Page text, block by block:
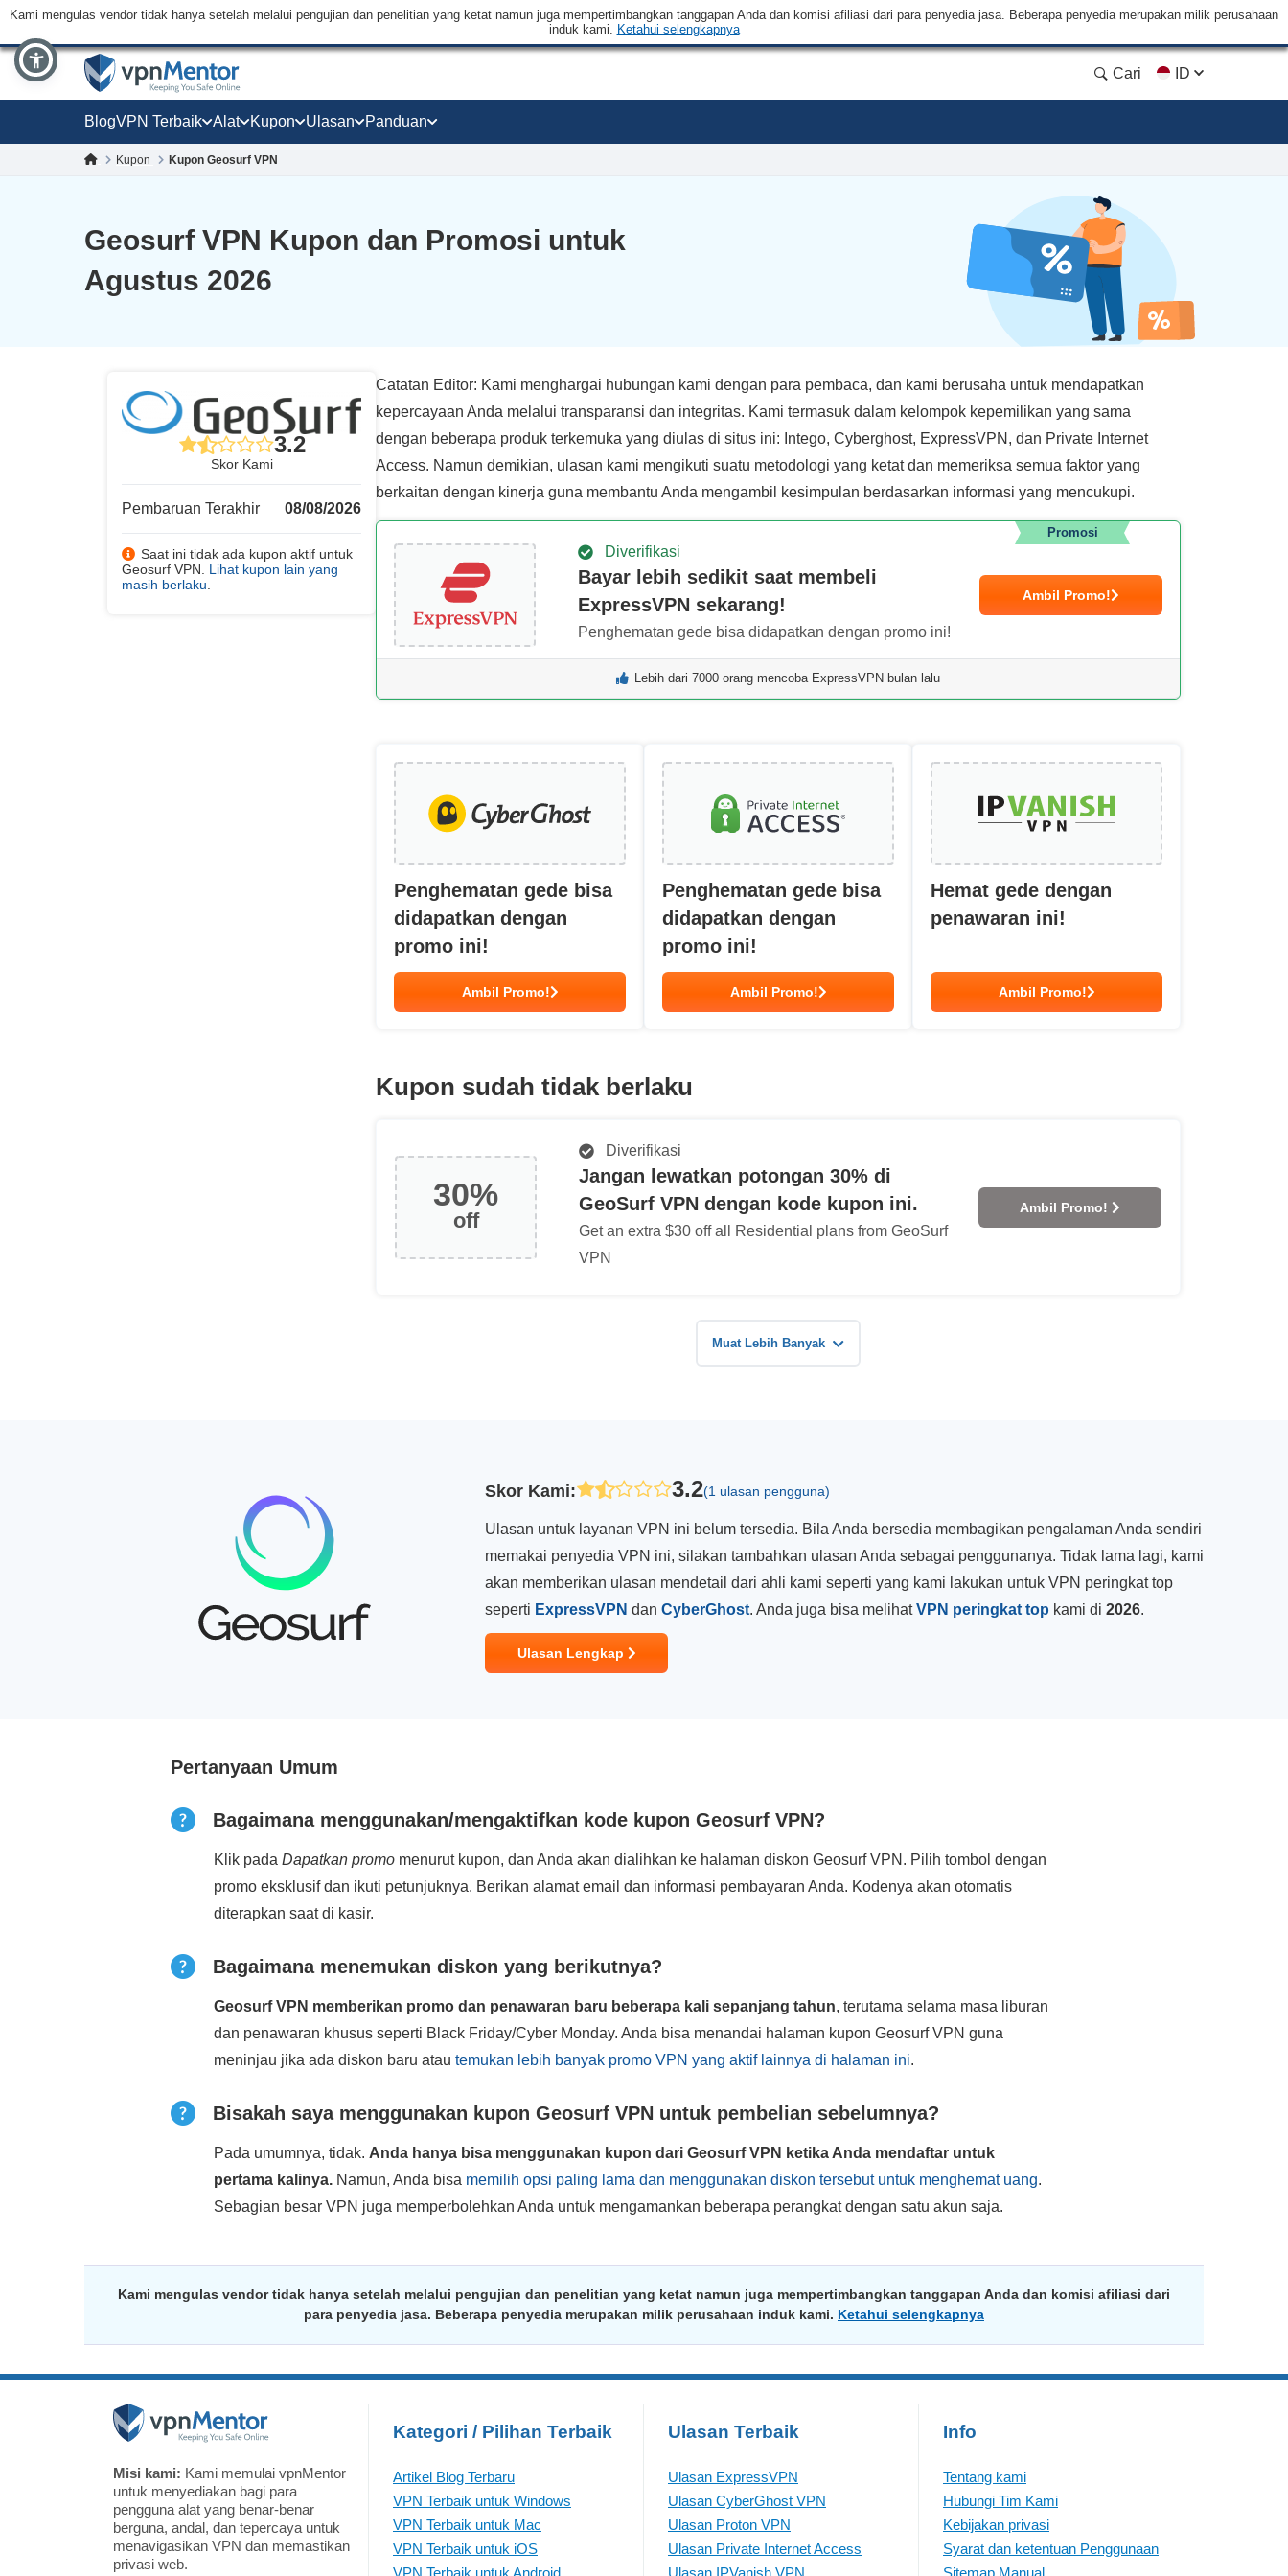
Kami mengulas vendor tidak hanya setelah melalui pengujian dan penelitian yang ketat namun juga mempertimbangkan tanggapan Anda dan komisi afiliasi dari para penyedia jasa. Beberapa penyedia merupakan milik perusahaan
induk kami. Ketahui selengkapnya
Cari ID
BlogVPN Terbaik Alat Kupon Ulasan Panduan
Kupon Kupon Geosurf VPN
Geosurf VPN Kupon dan Promosi untuk
Agustus 2026
3.2
Skor Kami
Pembaruan Terakhir 08/08/2026
Saat ini tidak ada kupon aktif untuk
Geosurf VPN. Lihat kupon lain yang
masih berlaku
Catatan Editor: Kami menghargai hubungan kami dengan para pembaca, dan kami berusaha untuk mendapatkan
kepercayaan Anda melalui transparansi dan integritas. Kami termasuk dalam kelompok kepemilikan yang sama
dengan beberapa produk terkemuka yang diulas di situs ini: Intego, Cyberghost, ExpressVPN, dan Private Internet
Access. Namun demikian, ulasan kami mengikuti suatu metodologi yang ketat dan memeriksa semua faktor yang
berkaitan dengan kinerja guna membantu Anda mengambil kesimpulan berdasarkan informasi yang mencukupi.
Diverifikasi
Bayar lebih sedikit saat membeli
ExpressVPN sekarang!
Penghematan gede bisa didapatkan dengan promo ini!
Ambil Promo!
Promosi
Lebih dari 7000 orang mencoba ExpressVPN bulan lalu
Penghematan gede bisa
didapatkan dengan
promo ini!
Ambil Promo!
Penghematan gede bisa
didapatkan dengan
promo ini!
Ambil Promo!
Hemat gede dengan
penawaran ini!
Ambil Promo!
Kupon sudah tidak berlaku
30%
off
Diverifikasi
Jangan lewatkan potongan 30% di
GeoSurf VPN dengan kode kupon ini.
Get an extra $30 off all Residential plans from GeoSurf
VPN
Ambil Promo!
Muat Lebih Banyak
Skor Kami: 3.2(1 ulasan pengguna)
Ulasan untuk layanan VPN ini belum tersedia. Bila Anda bersedia membagikan pengalaman Anda sendiri
memakai penyedia VPN ini, silakan tambahkan ulasan Anda sebagai penggunanya. Tidak lama lagi, kami
akan memberikan ulasan mendetail dari ahli kami seperti yang kami lakukan untuk VPN peringkat top
seperti ExpressVPN dan CyberGhost. Anda juga bisa melihatVPN peringkat top kami di 2026.
Ulasan Lengkap
Pertanyaan Umum
Bagaimana menggunakan/mengaktifkan kode kupon Geosurf VPN?
Klik pada Dapatkan promo menurut kupon, dan Anda akan dialihkan ke halaman diskon Geosurf VPN. Pilih tombol dengan
promo eksklusif dan ikuti petunjuknya. Berikan alamat email dan informasi pembayaran Anda. Kodenya akan otomatis
diterapkan saat di kasir.
Bagaimana menemukan diskon yang berikutnya?
Geosurf VPN memberikan promo dan penawaran baru beberapa kali sepanjang tahun, terutama selama masa liburan
dan penawaran khusus seperti Black Friday/Cyber Monday. Anda bisa menandai halaman kupon Geosurf VPN guna
meninjau jika ada diskon baru atau temukan lebih banyak promo VPN yang aktif lainnya di halaman ini.
Bisakah saya menggunakan kupon Geosurf VPN untuk pembelian sebelumnya?
Pada umumnya, tidak. Anda hanya bisa menggunakan kupon dari Geosurf VPN ketika Anda mendaftar untuk
pertama kalinya. Namun, Anda bisa memilih opsi paling lama dan menggunakan diskon tersebut untuk menghemat uang.
Sebagian besar VPN juga memperbolehkan Anda untuk mengamankan beberapa perangkat dengan satu akun saja.
Kami mengulas vendor tidak hanya setelah melalui pengujian dan penelitian yang ketat namun juga mempertimbangkan tanggapan Anda dan komisi afiliasi dari
para penyedia jasa. Beberapa penyedia merupakan milik perusahaan induk kami. Ketahui selengkapnya
Misi kami: Kami memulai vpnMentor
untuk menyediakan bagi para
pengguna alat yang benar-benar
berguna, andal, dan tepercaya untuk
menavigasikan VPN dan memastikan
privasi web.
Kategori / Pilihan Terbaik
Artikel Blog Terbaru
VPN Terbaik untuk Windows
VPN Terbaik untuk Mac
VPN Terbaik untuk iOS
VPN Terbaik untuk Android
Ulasan Terbaik
Ulasan ExpressVPN
Ulasan CyberGhost VPN
Ulasan Proton VPN
Ulasan Private Internet Access
Ulasan IPVanish VPN
Info
Tentang kami
Hubungi Tim Kami
Kebijakan privasi
Syarat dan ketentuan Penggunaan
Sitemap Manual